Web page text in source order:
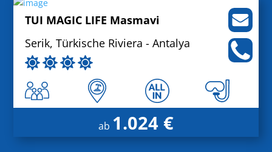
TUI MAGIC LIFE Masmavi
Serik, Türkische Riviera - Antalya
ab 1.024 €